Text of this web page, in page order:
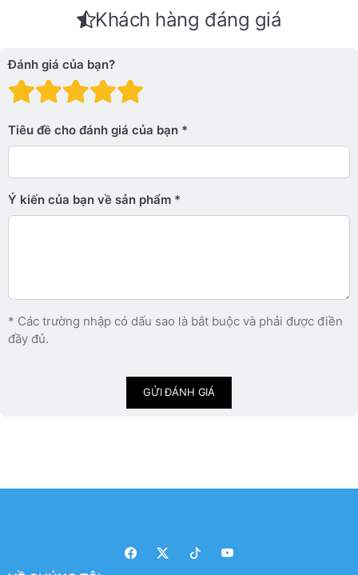
Khách hàng đáng giá
Đánh giá của bạn?
Đánh giá: 4 trên 5
Đánh giá: 3 trên 5 sao.
Đánh giá: 2 trên 5 sao.
Đánh giá: 1 trên 5 sao. Xấu
Tiêu đề cho đánh giá của bạn
Ý kiến ​​của bạn về sản phẩm
* Các trường nhập có dấu sao là bắt buộc và phải được điền
đầy đủ.
GỬI ĐÁNH GIÁ